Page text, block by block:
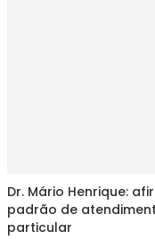
Dr. Mário Henrique:
padrão de
particular